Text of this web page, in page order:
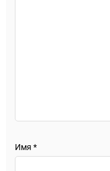
Имя *